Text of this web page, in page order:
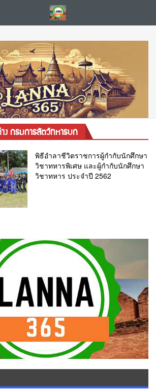
ง กรมการสัตว์ทหารบก
พิธีอำลาชีวิตราชการผู้กำกับนักศึกษา
วิชาทหารพิเศษ และผู้กำกับนักศึกษา
วิชาทหาร ประจำปี 2562